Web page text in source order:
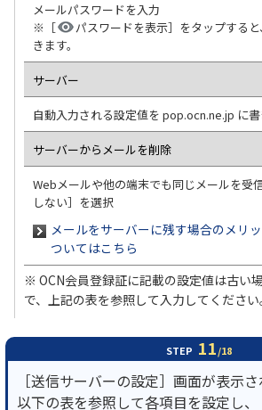
メールパスワードを入力
※［
パスワードを表示］をタップする
きます。
サーバー
自動入力される設定値を pop.ocn.ne.jp に
サーバーからメールを削除
Webメールや他の端末でも同じメールを受
しない］を選択
メールをサーバーに残す場合のメリ
ついてはこちら
※ OCN会員登録証に記載の設定値は古い
で、上記の表を参照して入力してください
STEP 11/18
［送信サーバーの設定］画面が表示さ
以下の表を参照して各項目を設定し